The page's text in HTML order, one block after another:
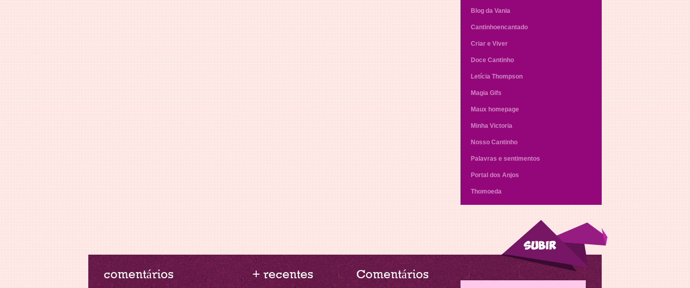
Blog da Vania
Cantinhoencantado
Criar e Viver
Doce Cantinho
Letícia Thompson
Magia Gifs
Maux homepage
Minha Victoria
Nosso Cantinho
Palavras e sentimentos
Portal dos Anjos
Thomoeda
comentários + recentes Comentários